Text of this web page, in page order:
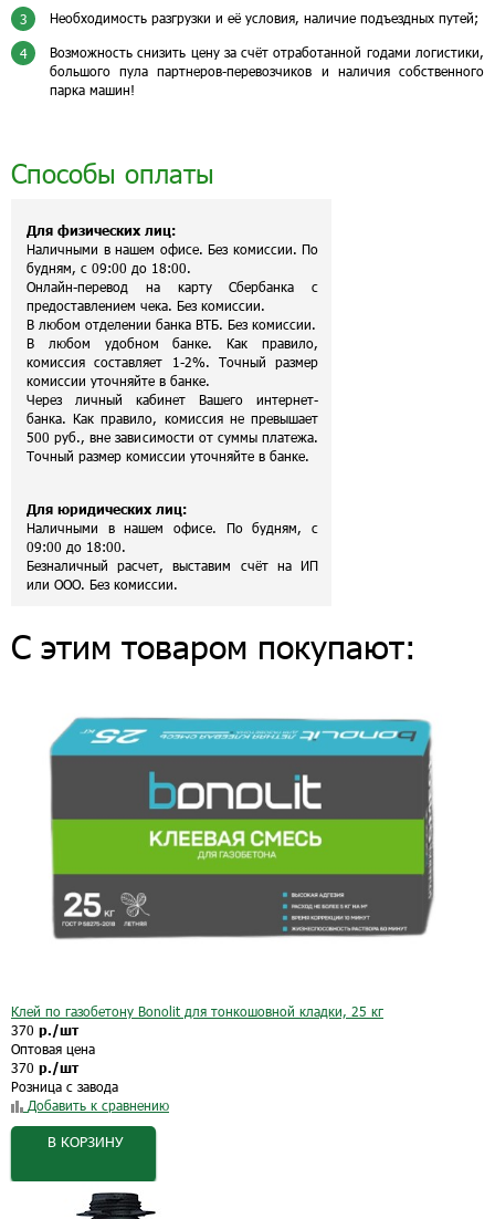
3 Необходимость разгрузки и её условия, наличие подъездных путей;
4
Возможность снизить цену за счёт отработанной годами логистики,
большого пула партнеров-перевозчиков и наличия собственного
парка машин!
Способы оплаты
Для физических лиц:
Наличными в нашем офисе. Без комиссии. По
будням, с 09:00 до 18:00.
Онлайн-перевод на карту Сбербанка с
предоставлением чека. Без комиссии.
В любом отделении банка ВТБ. Без комиссии.
В любом удобном банке. Как правило,
комиссия составляет 1-2%. Точный размер
комиссии уточняйте в банке.
Через личный кабинет Вашего интернет-
банка. Как правило, комиссия не превышает
500 руб., вне зависимости от суммы платежа.
Точный размер комиссии уточняйте в банке.
Для юридических лиц:
Наличными в нашем офисе. По будням, с
09:00 до 18:00.
Безналичный расчет, выставим счёт на ИП
или ООО. Без комиссии.
С этим товаром покупают:
Клей по газобетону Bonolit для тонкошовной кладки, 25 кг
370 р./шт
Оптовая цена
370 р./шт
Розница с завода
Добавить к сравнению
В КОРЗИНУ